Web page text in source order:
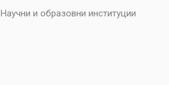
Научни и образовни институции